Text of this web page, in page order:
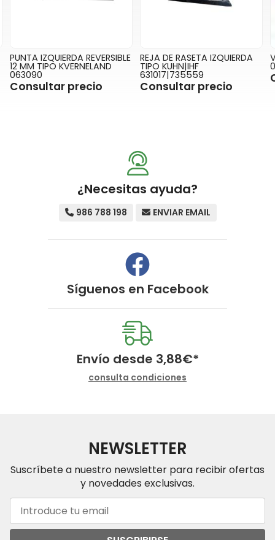
REVERSIBLE REJA DE RASETA IZQUIERDA
TIPO KUHN|IHF
Consultar precio
VERTEDERA
073291 AAA KVE
Consultar
¿Necesitas ayuda?
986 788 198 ENVIAR EMAIL
Síguenos en Facebook
Envío desde 3,88€*
consulta condiciones
NEWSLETTER
Suscríbete a nuestro newsletter para recibir ofertas
y novedades exclusivas.